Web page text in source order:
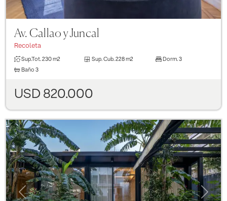
Av. Callao y Juncal
Recoleta
Sup.Tot. 230 m2 Sup. Cub. 228 m2 Dorm. 3
Baño 3
USD 820.000
Previous Next